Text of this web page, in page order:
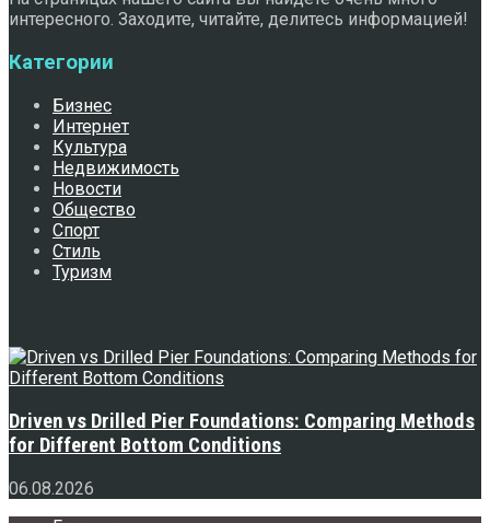
интересного. Заходите, читайте, делитесь информацией!
Категории
Бизнес
Интернет
Культура
Недвижимость
Новости
Общество
Спорт
Стиль
Туризм
Driven vs Drilled Pier Foundations: Comparing Methods
for Different Bottom Conditions
06.08.2026